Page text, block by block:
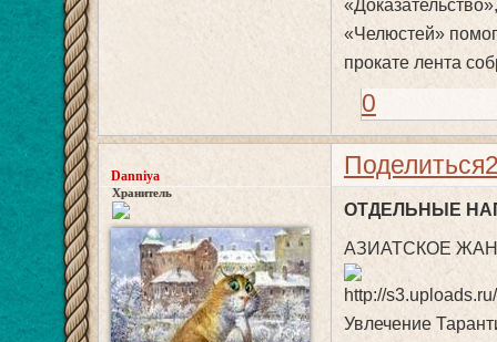
«Челюстей»
прокате лента
0
Поделиться
Danniya
Хранитель
ОТДЕЛЬНЫЕ
АЗИАТСКОЕ
Увлечение